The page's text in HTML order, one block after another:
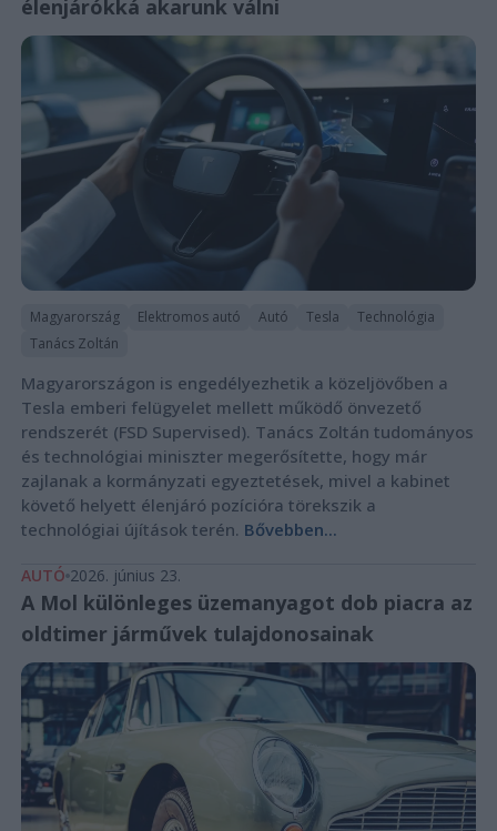
élenjárókká akarunk válni
Magyarország Elektromos autó Autó Tesla
Technológia
Tanács Zoltán
Magyarországon is engedélyezhetik a közeljövőben a
Tesla emberi felügyelet mellett működő önvezető
rendszerét (FSD Supervised). Tanács Zoltán tudományos
és technológiai miniszter megerősítette, hogy már
zajlanak a kormányzati egyeztetések, mivel a kabinet
követő helyett élenjáró pozícióra törekszik a
technológiai újítások terén. Bővebben...
AUTÓ 2026. június 23.
A Mol különleges üzemanyagot dob piacra az
oldtimer járművek tulajdonosainak